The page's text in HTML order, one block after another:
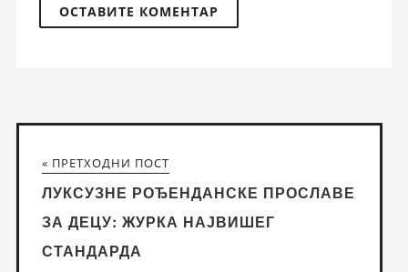
« ПРЕТХОДНИ ПОСТ
ЛУКСУЗНЕ РОЂЕНДАНСКЕ ПРОСЛАВЕ
ЗА ДЕЦУ: ЖУРКА НАЈВИШЕГ
СТАНДАРДА